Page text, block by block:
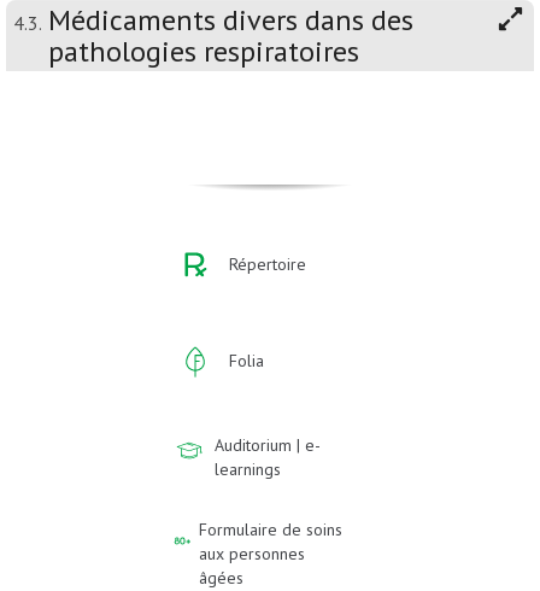
4.3. Médicaments divers dans des
pathologies respiratoires
Répertoire
Folia
Auditorium | e-
learnings
Formulaire de soins
aux personnes
âgées